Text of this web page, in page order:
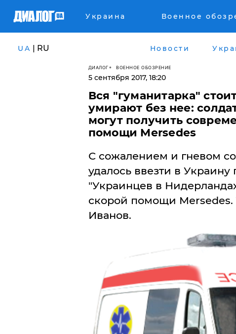
Украина Военное
UA | RU Новости
ДИАЛОГ ВОЕННОЕ ОБОЗРЕНИЕ
5 сентября 2017, 18:20
Вся "гуманитарка"
умирают без нее:
могут получить
помощи Mersedes
С сожалением и гневом
удалось ввезти в
"Украинцев в
скорой помощи Mersedes.
Иванов.